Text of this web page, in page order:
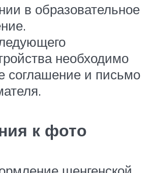
в образовательное
необходимо
соглашение и письмо
к фото